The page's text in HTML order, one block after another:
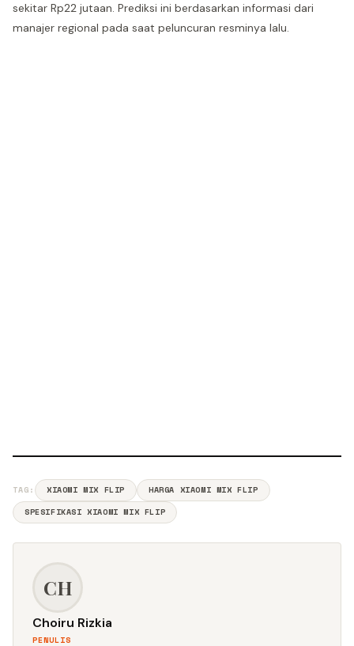
sekitar Rp22 jutaan. Prediksi ini berdasarkan informasi dari
manajer regional pada saat peluncuran resminya lalu.
TAG: XIAOMI MIX FLIP
HARGA XIAOMI MIX FLIP
SPESIFIKASI XIAOMI MIX FLIP
CH
Choiru Rizkia
PENULIS